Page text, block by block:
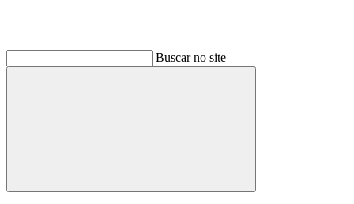
Buscar no site
Buscar